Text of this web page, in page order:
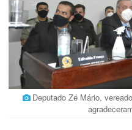
Deputado Zé Mário,